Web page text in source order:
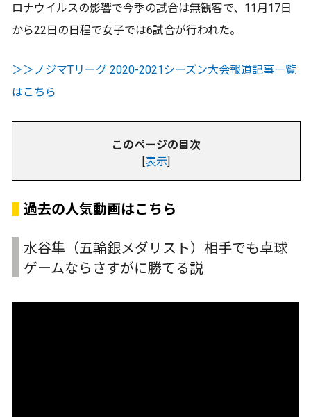
ロナウイルスの影響で今季の試合は無観客で、11月17日
から22日の日程で女子では6試合が行われた。
＞＞ノジマTリーグ 2020-2021シーズン大会報道記事一覧
はこちら
このページの目次
[表示]
過去の人気動画はこちら
水谷隼（五輪銀メダリスト）相手でも卓球
ゲームならさすがに勝てる説